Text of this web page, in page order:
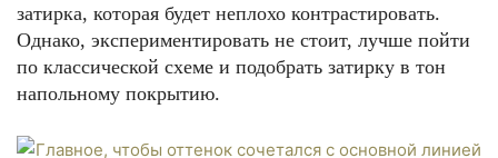
затирка, которая будет неплохо контрастировать.
Однако, экспериментировать не стоит, лучше пойти
по классической схеме и подобрать затирку в тон
напольному покрытию.